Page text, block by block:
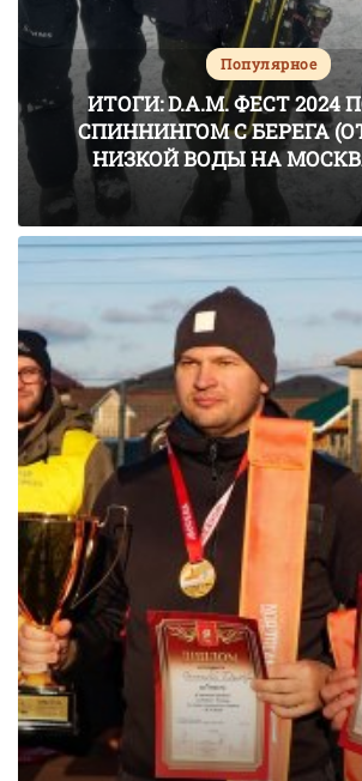
Популярное
ИТОГИ: D.A.M. ФЕСТ 2024
СПИННИНГОМ С БЕРЕГА
НИЗКОЙ ВОДЫ НА